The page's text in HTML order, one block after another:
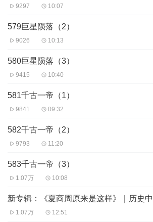
9297 10:07
579巨星陨落（2）
9026 10:13
580巨星陨落（3）
9415 10:40
581千古一帝（1）
9841 09:32
582千古一帝（2）
9793 11:20
583千古一帝（3）
1.07万 10:08
新专辑：《夏商周原来是这样》｜历史
1.07万 12:51